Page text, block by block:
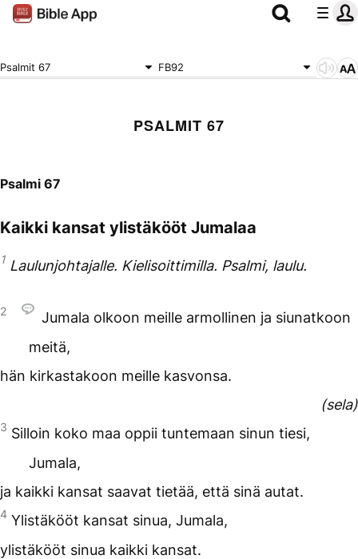
Psalmit 67 FB92
PSALMIT 67
Psalmi 67
Kaikki kansat ylistäkööt Jumalaa
1 Laulunjohtajalle. Kielisoittimilla. Psalmi, laulu.
2
Jumala olkoon meille armollinen ja siunatkoon
meitä,
hän kirkastakoon meille kasvonsa.
(sela)
3 Silloin koko maa oppii tuntemaan sinun tiesi,
Jumala,
ja kaikki kansat saavat tietää, että sinä autat.
4 Ylistäkööt kansat sinua, Jumala,
ylistäkööt sinua kaikki kansat.